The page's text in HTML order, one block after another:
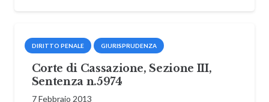
DIRITTO PENALE GIURISPRUDENZA
Corte di Cassazione, Sezione III,
Sentenza n.5974
7 Febbraio 2013